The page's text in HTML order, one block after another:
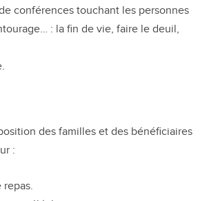
conférences touchant les personnes
: la fin de vie, faire le deuil,
des familles et des bénéficiaires
:
repas.